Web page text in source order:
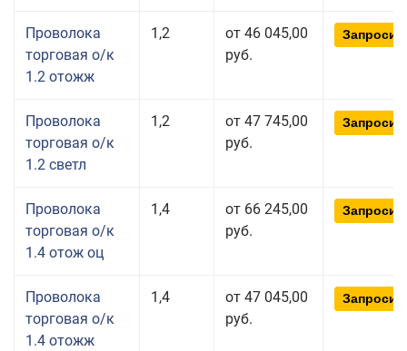
Проволока
торговая о/к
1.2 отожж
1,2
от 46 045,00
руб.
Проволока
торговая о/к
1.2 светл
1,2
от 47 745,00
руб.
Проволока
торговая о/к
1.4 отож оц
1,4
от 66 245,00
руб.
Проволока
торговая о/к
1.4 отожж
1,4
от 47 045,00
руб.